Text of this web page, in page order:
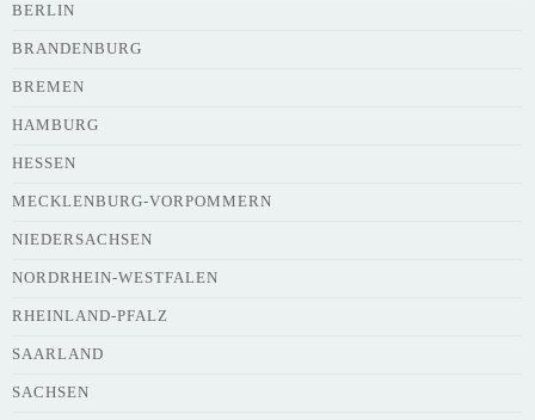
Webseite
Kurze Beschreibung des Flohmarkts
BERLIN
BRANDENBURG
BREMEN
HAMBURG
HESSEN
MECKLENBURG-VORPOMMERN
NIEDERSACHSEN
NORDRHEIN-WESTFALEN
RHEINLAND-PFALZ
SAARLAND
SACHSEN